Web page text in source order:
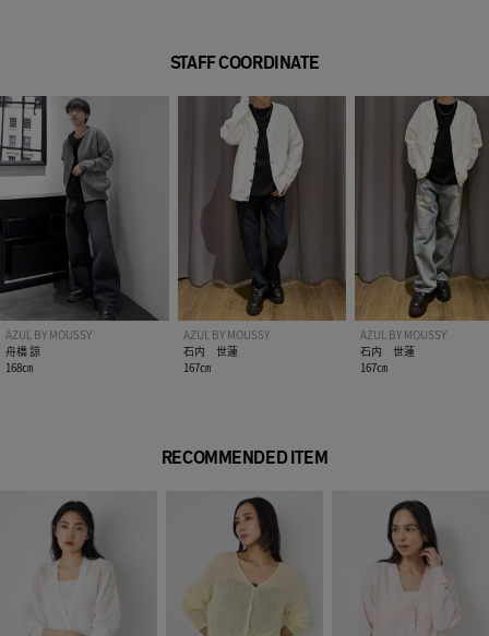
STAFF COORDINATE
AZUL BY MOUSSY
舟橋 諒
168㎝
AZUL BY MOUSSY
石内 世蓮
167㎝
AZUL BY MOUSSY
石内 世蓮
167㎝
RECOMMENDED ITEM